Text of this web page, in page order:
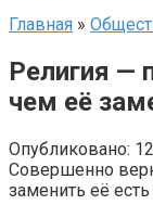
Главная »
Религия —
чем её
Опубликовано:
Совершенно
заменить её